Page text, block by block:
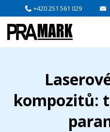
+420 251 561 029
kompozitů: